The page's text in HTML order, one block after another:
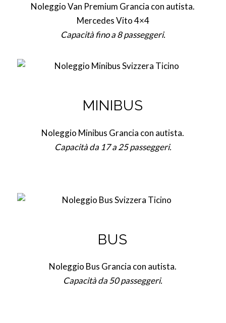
Noleggio Van Premium Grancia con autista.
Mercedes Vito 4×4
Capacità fino a 8 passeggeri.
MINIBUS
Noleggio Minibus Grancia con autista.
Capacità da 17 a 25 passeggeri.
BUS
Noleggio Bus Grancia con autista.
Capacità da 50 passeggeri.